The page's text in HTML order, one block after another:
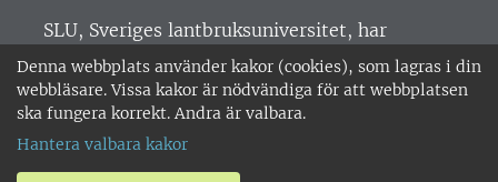
Denna webbplats använder kakor (cookies), som lagras i din
webbläsare. Vissa kakor är nödvändiga för att webbplatsen
ska fungera korrekt. Andra är valbara.
Hantera valbara kakor
SLU, Sveriges lantbruksuniversitet, har
verksamhet över hela Sverige. Huvudorter är
Alnarp, Uppsala och Umeå.SLU är
miljöcertifierat enligt ISO 14001. •
018-67 10 00 • Org nr: 202100-2817 •